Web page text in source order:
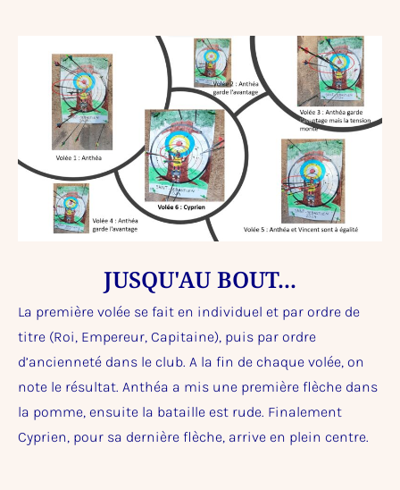
JUSQU'AU BOUT...
La première volée se fait en individuel et par ordre de
titre (Roi, Empereur, Capitaine), puis par ordre
d’ancienneté dans le club. A la fin de chaque volée, on
note le résultat. Anthéa a mis une première flèche dans
la pomme, ensuite la bataille est rude. Finalement
Cyprien, pour sa dernière flèche, arrive en plein centre.